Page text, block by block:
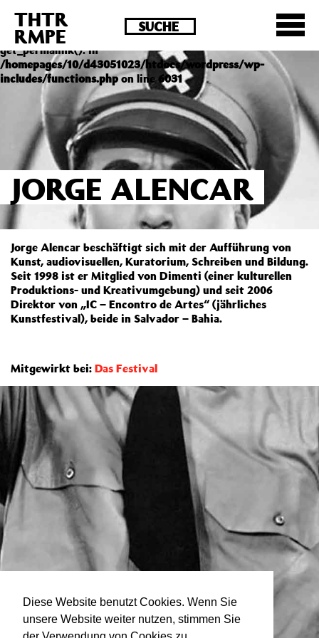
Diese Website benutzt Cookies. Wenn Sie
unsere Website weiter nutzen, stimmen Sie
Deprecated : Die Funktion post_permalink ist seit
Version 4.4.0 veraltet! Verwende stattdessen
get_permalink(). in
/homepages/10/d43051023/htdocs/wordpress/wp-
includes/functions.phpon line6031
THTR
RMPE
JORGE ALENCAR
Jorge Alencar beschäftigt sich mit der Aufführung von
Kunst, audiovisuellen, Kuratorium, Schreiben und Bildung.
Seit 1998 ist er Mitglied von Dimenti (einer kulturellen
Produktions- und Kreativumgebung) und seit 2006
Direktor von „IC – Encontro de Artes“ (jährliches
Kunstfestival), beide in Salvador – Bahia.
Mitgewirkt bei: Das Festival